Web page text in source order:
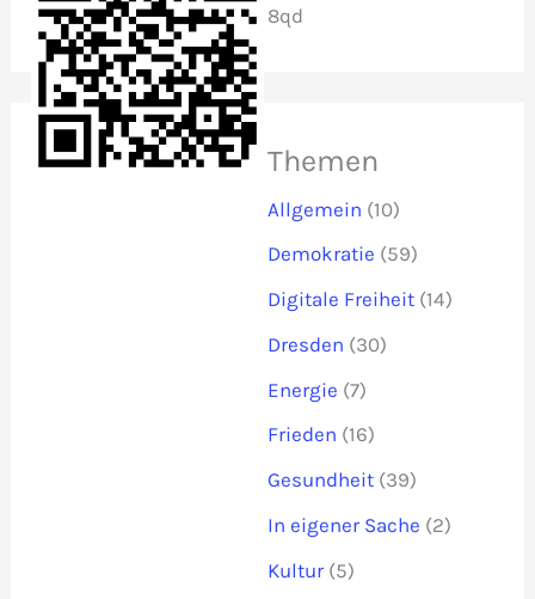
8qd
Themen
Allgemein (10)
Demokratie (59)
Digitale Freiheit (14)
Dresden (30)
Energie (7)
Frieden (16)
Gesundheit (39)
In eigener Sache (2)
Kultur (5)